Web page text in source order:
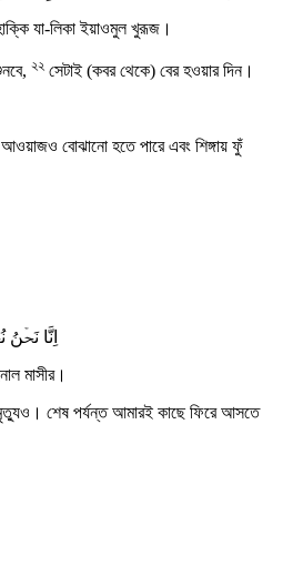
যা-লিকা ইয়াওমুল খুরূজ।
২২ সেটাই (কবর থেকে) বের হওয়ার দিন।
আওয়াজও বোঝানো হতে পারে এবং শিঙ্গায় ফুঁ
اِنَّا نَحۡنُ
মাসীর।
শেষ পর্যন্ত আমারই কাছে ফিরে আসতে